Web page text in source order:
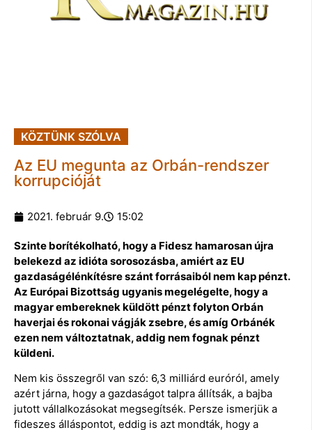
KÖZTÜNK SZÓLVA
Az EU megunta az Orbán-rendszer
korrupcióját
2021. február 9. 15:02
Szinte borítékolható, hogy a Fidesz hamarosan újra
belekezd az idióta sorosozásba, amiért az EU
gazdaságélénkítésre szánt forrásaiból nem kap pénzt.
Az Európai Bizottság ugyanis megelégelte, hogy a
magyar embereknek küldött pénzt folyton Orbán
haverjai és rokonai vágják zsebre, és amíg Orbánék
ezen nem változtatnak, addig nem fognak pénzt
küldeni.
Nem kis összegről van szó: 6,3 milliárd euróról, amely
azért járna, hogy a gazdaságot talpra állítsák, a bajba
jutott vállalkozásokat megsegítsék. Persze ismerjük a
fideszes álláspontot, eddig is azt mondták, hogy a